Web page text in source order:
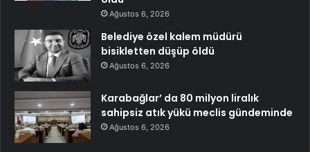
Ağustos 6, 2026
Belediye özel kalem müdürü
bisikletten düşüp öldü
Ağustos 6, 2026
Karabağlar’ da 80 milyon liralık
sahipsiz atık yükü meclis gündeminde
Ağustos 6, 2026